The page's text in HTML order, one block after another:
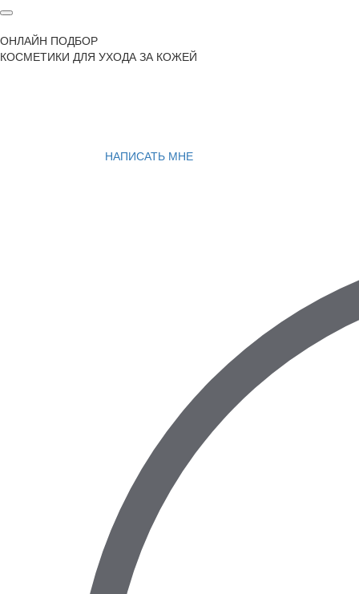
ОНЛАЙН ПОДБОР
КОСМЕТИКИ ДЛЯ УХОДА ЗА КОЖЕЙ
НАПИСАТЬ МНЕ